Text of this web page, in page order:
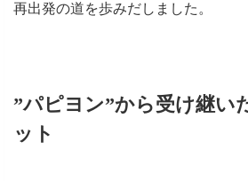
再出発の道を歩みだしました。
”パピヨン”から受け継い
ット